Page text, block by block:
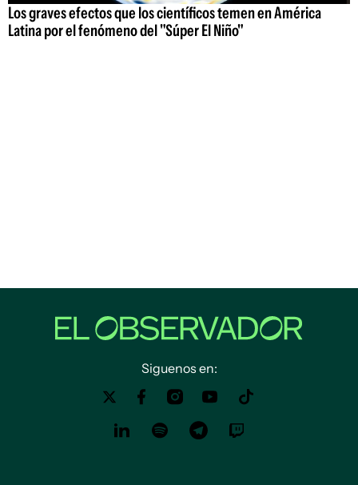
Los graves efectos que los científicos temen en América
Latina por el fenómeno del "Súper El Niño"
Siguenos en: